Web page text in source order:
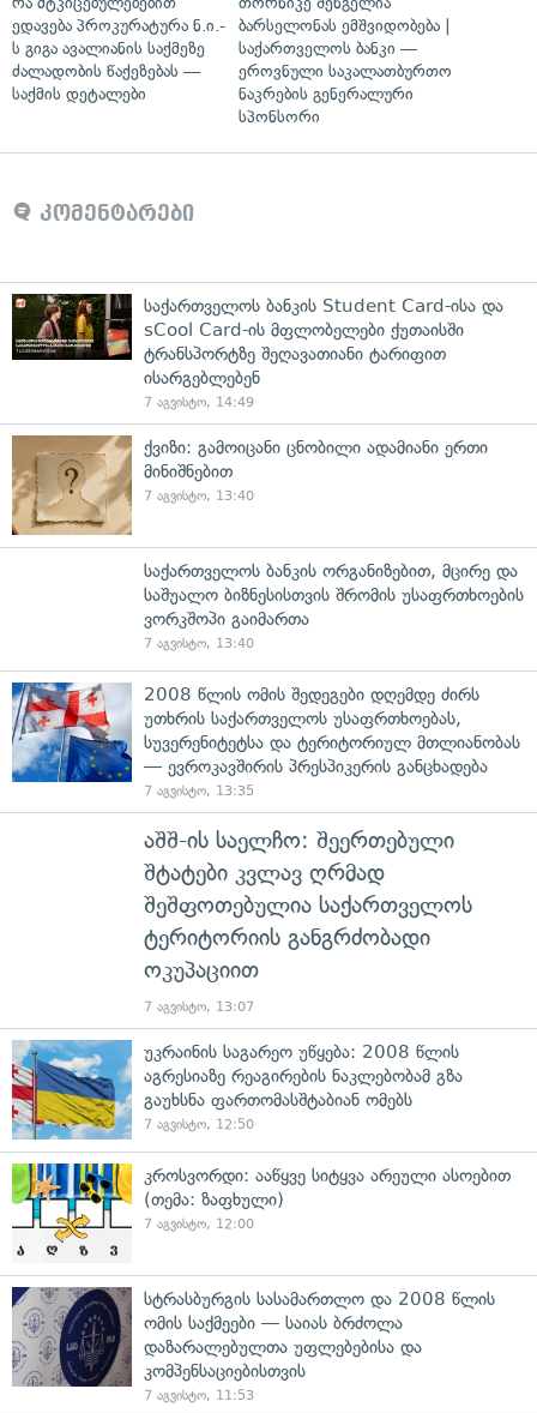
ედავება პროკურატურა ნ.ი.-
ს გიგა ავალიანის საქმეზე
ძალადობის წაქეზებას —
საქმის დეტალები
ბარსელონას ემშვიდობება |
საქართველოს ბანკი —
ეროვნული საკალათბურთო
ნაკრების გენერალური
სპონსორი
კომენტარები
საქართველოს ბანკის Student Card-ისა და
sCool Card-ის მფლობელები ქუთაისში
ტრანსპორტზე შეღავათიანი ტარიფით
ისარგებლებენ
7 აგვისტო, 14:49
ქვიზი: გამოიცანი ცნობილი ადამიანი ერთი
მინიშნებით
7 აგვისტო, 13:40
საქართველოს ბანკის ორგანიზებით, მცირე და
საშუალო ბიზნესისთვის შრომის უსაფრთხოების
ვორკშოპი გაიმართა
7 აგვისტო, 13:40
2008 წლის ომის შედეგები დღემდე ძირს
უთხრის საქართველოს უსაფრთხოებას,
სუვერენიტეტსა და ტერიტორიულ მთლიანობას
— ევროკავშირის პრესპიკერის განცხადება
7 აგვისტო, 13:35
აშშ-ის საელჩო: შეერთებული
შტატები კვლავ ღრმად
შეშფოთებულია საქართველოს
ტერიტორიის განგრძობადი
ოკუპაციით
7 აგვისტო, 13:07
უკრაინის საგარეო უწყება: 2008 წლის
აგრესიაზე რეაგირების ნაკლებობამ გზა
გაუხსნა ფართომასშტაბიან ომებს
7 აგვისტო, 12:50
კროსვორდი: ააწყვე სიტყვა არეული ასოებით
(თემა: ზაფხული)
7 აგვისტო, 12:00
სტრასბურგის სასამართლო და 2008 წლის
ომის საქმეები — საიას ბრძოლა
დაზარალებულთა უფლებებისა და
კომპენსაციებისთვის
7 აგვისტო, 11:53